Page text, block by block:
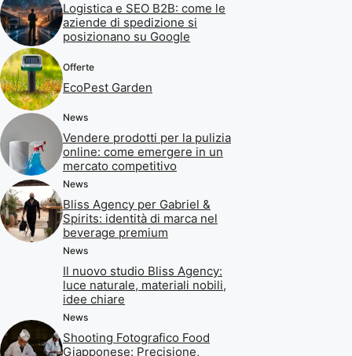
Logistica e SEO B2B: come le
aziende di spedizione si
posizionano su Google
Offerte
EcoPest Garden
News
Vendere prodotti per la pulizia
online: come emergere in un
mercato competitivo
News
Bliss Agency per Gabriel &
Spirits: identità di marca nel
beverage premium
News
Il nuovo studio Bliss Agency:
luce naturale, materiali nobili,
idee chiare
News
Shooting Fotografico Food
Giapponese: Precisione,